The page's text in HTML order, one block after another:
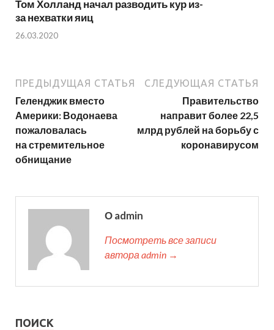
Том Холланд начал разводить кур из-
за нехватки яиц
26.03.2020
ПРЕДЫДУЩАЯ СТАТЬЯ
Геленджик вместо
Америки: Водонаева
пожаловалась
на стремительное
обнищание
СЛЕДУЮЩАЯ СТАТЬЯ
Правительство
направит более 22,5
млрд рублей на борьбу с
коронавирусом
О admin
Посмотреть все записи
автора admin →
ПОИСК